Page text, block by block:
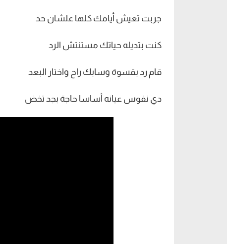
جربت تعيش أيامك كلها علشان حد
كنت بتديله حياتك مستنتش الرد
قام رد بقسوة وسابك راح واختار البعد
دي نفوس عيانه أساسا حاجة بجد تخض